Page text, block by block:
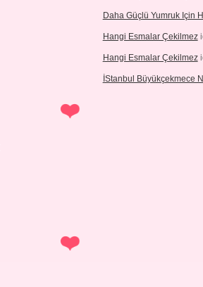
Daha Güçlü Yumruk Için
Hangi Esmalar Çekilmez
Hangi Esmalar Çekilmez
İStanbul Büyükçekmece